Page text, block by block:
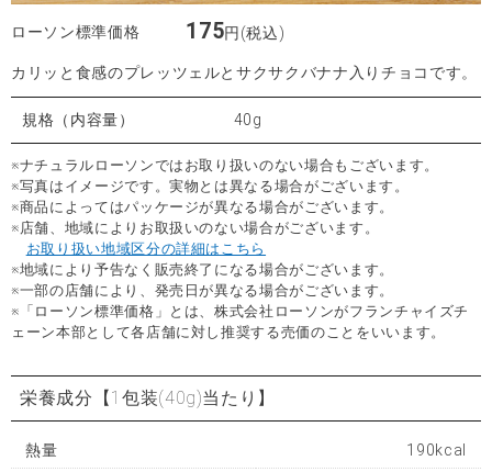
ローソン標準価格 175円(税込)
カリッと食感のプレッツェルとサクサクバナナ入りチョコです。
規格（内容量） 40g
※ナチュラルローソンではお取り扱いのない場合もございます。
※写真はイメージです。実物とは異なる場合がございます。
※商品によってはパッケージが異なる場合がございます。
※店舗、地域によりお取扱いのない場合がございます。
お取り扱い地域区分の詳細はこちら
※地域により予告なく販売終了になる場合がございます。
※一部の店舗により、発売日が異なる場合がございます。
※「ローソン標準価格」とは、株式会社ローソンがフランチャイズチ
ェーン本部として各店舗に対し推奨する売価のことをいいます。
栄養成分 【1包装(40g)当たり】
熱量 190kcal